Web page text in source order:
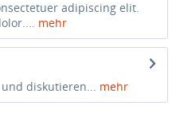
adipiscing elit.
mehr
diskutieren... mehr